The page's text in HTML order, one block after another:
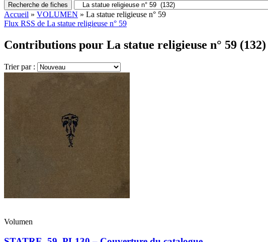
Recherche de fiches
Accueil » VOLUMEN » La statue religieuse n° 59
Flux RSS de La statue religieuse n° 59
Contributions pour La statue religieuse n° 59 (132)
Trier par :
Volumen